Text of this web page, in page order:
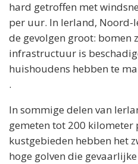
hard getroffen met
per uur. In Ierland, Noord-
de gevolgen groot: bomen
infrastructuur is
huishoudens hebben te
.
In sommige delen van
gemeten tot 200 kilometer
kustgebieden hebben het
hoge golven die